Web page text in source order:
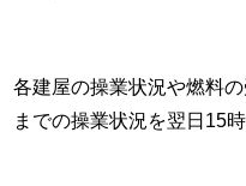
各建屋の操業状況や燃料
までの操業状況を翌日15